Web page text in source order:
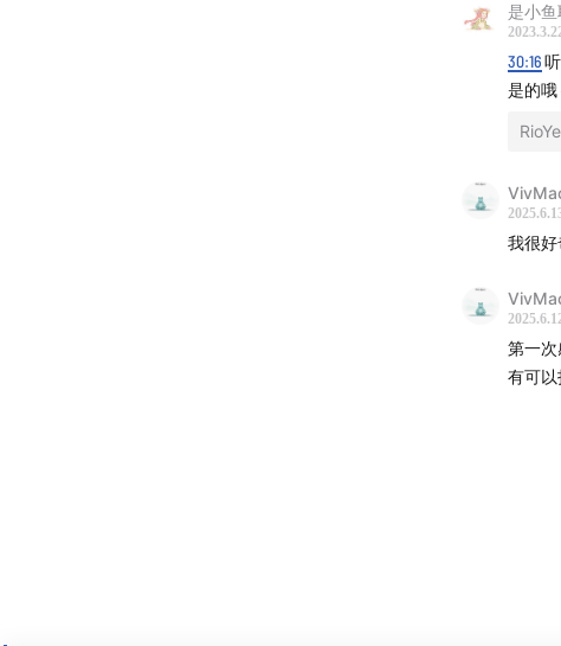
32:02 播客
你的
😄
37:52 要不
每一
PART II
本次
是小鱼
30:16
是的
RioYe
我很
第一
有可以